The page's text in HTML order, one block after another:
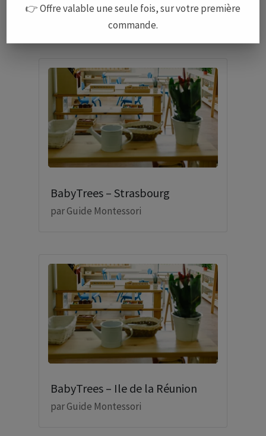
parGuide Montessori
BabyTrees – Strasbourg
parGuide Montessori
BabyTrees – Ile de la Réunion
parGuide Montessori
👉 Offre valable une seule fois, sur votre première
commande.